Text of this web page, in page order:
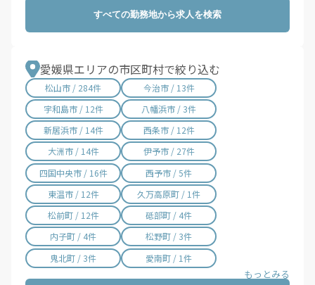
すべての勤務地から求人を検索
愛媛県エリアの市区町村で絞り込む
松山市 / 284件
今治市 / 13件
宇和島市 / 12件
八幡浜市 / 3件
新居浜市 / 14件
西条市 / 12件
大洲市 / 14件
伊予市 / 27件
四国中央市 / 16件
西予市 / 5件
東温市 / 12件
久万高原町 / 1件
松前町 / 12件
砥部町 / 4件
内子町 / 4件
松野町 / 3件
鬼北町 / 3件
愛南町 / 1件